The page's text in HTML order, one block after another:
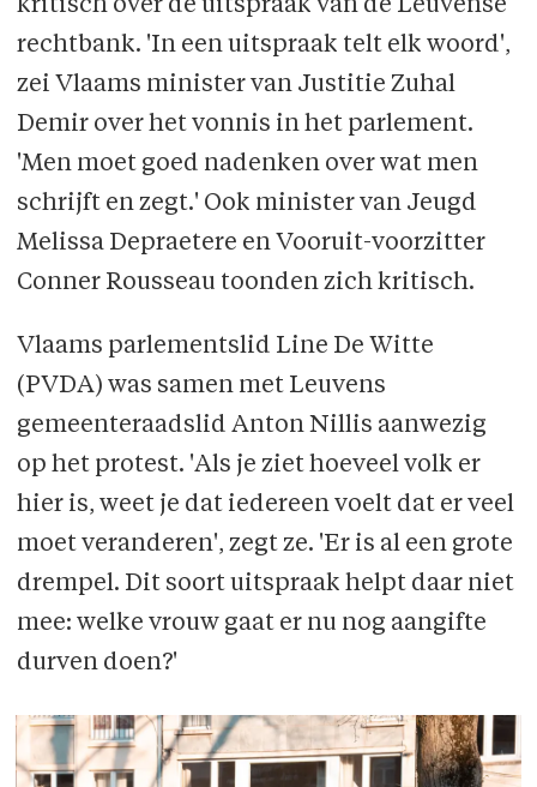
kritisch over de uitspraak van de Leuvense
rechtbank. 'In een uitspraak telt elk woord',
zei Vlaams minister van Justitie Zuhal
Demir over het vonnis in het parlement.
'Men moet goed nadenken over wat men
schrijft en zegt.' Ook minister van Jeugd
Melissa Depraetere en Vooruit-voorzitter
Conner Rousseau toonden zich kritisch.
Vlaams parlementslid Line De Witte
(PVDA) was samen met Leuvens
gemeenteraadslid Anton Nillis aanwezig
op het protest. 'Als je ziet hoeveel volk er
hier is, weet je dat iedereen voelt dat er veel
moet veranderen', zegt ze. 'Er is al een grote
drempel. Dit soort uitspraak helpt daar niet
mee: welke vrouw gaat er nu nog aangifte
durven doen?'